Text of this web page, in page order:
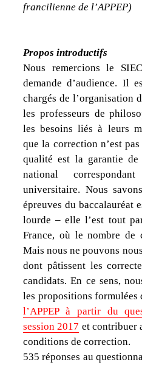
francilienne de l’APPEP)
Propos introductifs
Nous remercions le
demande d’audience. Il
chargés de l’organisation
les professeurs de
les besoins liés à leurs
que la correction n’est
qualité est la garantie
national
universitaire. Nous
épreuves du baccalauréat
lourde – elle l’est tout
France, où le nombre de
Mais nous ne pouvons
dont pâtissent les
candidats. En ce sens,
les propositions formulées
l’APPEP à partir du
session 2017 et contribuer
conditions de correction.
535 réponses au